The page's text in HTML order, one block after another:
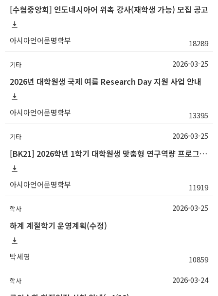
[수협중앙회] 인도네시아어 위촉 강사(재학생 가능) 모집 공고
아시아언어문명학부 18289
기타
2026년 대학원생 국제 여름 Research Day 지원 사업 안내
아시아언어문명학부 13395
2026-03-25
기타
[BK21] 2026학년 1학기 대학원생 맞춤형 연구역량 프로그램 안내
아시아언어문명학부 11919
2026-03-25
학사
하계 계절학기 운영계획(수정)
박세영 10859
2026-03-25
학사 2026-03-24